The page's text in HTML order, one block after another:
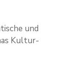
und
Kultur-